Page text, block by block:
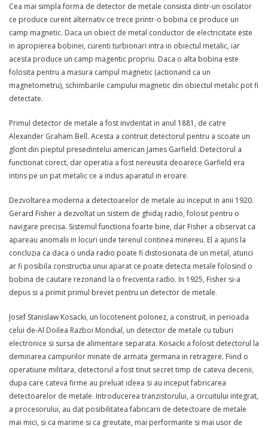
Cea mai simpla forma de detector de metale consista dintr-un oscilator
ce produce curent alternativ ce trece printr-o bobina ce produce un
camp magnetic. Daca un obiect de metal conductor de electricitate este
in apropierea bobinei, curenti turbionari intra in obiectul metalic, iar
acesta produce un camp magentic propriu. Daca o alta bobina este
folosita pentru a masura campul magnetic (actionand ca un
magnetometru), schimbarile campului magnetic din obiectul metalic pot fi
detectate.
Primul detector de metale a fost invdentat in anul 1881, de catre
Alexander Graham Bell. Acesta a contruit detectorul pentru a scoate un
glont din pieptul presedintelui american James Garfield. Detectorul a
functionat corect, dar operatia a fost nereusita deoarece Garfield era
intins pe un pat metalic ce a indus aparatul in eroare.
Dezvoltarea moderna a detectoarelor de metale au inceput in anii 1920.
Gerard Fisher a dezvoltat un sistem de ghidaj radio, folosit pentru o
navigare precisa. Sistemul functiona foarte bine, dar Fisher a observat ca
apareau anomalii in locuri unde terenul continea minereu. El a ajuns la
concluzia ca daca o unda radio poate fi distosionata de un metal, atunci
ar fi posibila constructia unui aparat ce poate detecta metale folosind o
bobina de cautare rezonand la o frecventa radio. In 1925, Fisher si-a
depus si a primit primul brevet pentru un detector de metale.
Josef Stanislaw Kosacki, un locotenent polonez, a construit, in perioada
celui de-Al Doilea Razboi Mondial, un detector de metale cu tuburi
electronice si sursa de alimentare separata. Kosacki a folosit detectorul la
deminarea campurilor minate de armata germana in retragere. Fiind o
operatiune militara, detectorul a fost tinut secret timp de cateva decenii,
dupa care cateva firme au preluat ideea si au inceput fabricarea
detectoarelor de metale. Introducerea tranzistorului, a circuitului integrat,
a procesorului, au dat posibilitatea fabricarii de detectoare de metale
mai mici, si ca marime si ca greutate, mai performante si mai usor de